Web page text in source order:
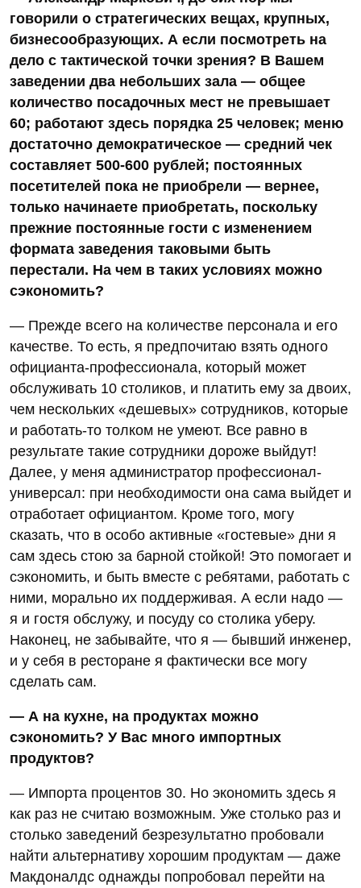
говорили о стратегических вещах, крупных,
бизнесообразующих. А если посмотреть на
дело с тактической точки зрения? В Вашем
заведении два небольших зала — общее
количество посадочных мест не превышает
60; работают здесь порядка 25 человек; меню
достаточно демократическое — средний чек
составляет 500-600 рублей; постоянных
посетителей пока не приобрели — вернее,
только начинаете приобретать, поскольку
прежние постоянные гости с изменением
формата заведения таковыми быть
перестали. На чем в таких условиях можно
сэкономить?
— Прежде всего на количестве персонала и его
качестве. То есть, я предпочитаю взять одного
официанта-профессионала, который может
обслуживать 10 столиков, и платить ему за двоих,
чем нескольких «дешевых» сотрудников, которые
и работать-то толком не умеют. Все равно в
результате такие сотрудники дороже выйдут!
Далее, у меня администратор профессионал-
универсал: при необходимости она сама выйдет и
отработает официантом. Кроме того, могу
сказать, что в особо активные «гостевые» дни я
сам здесь стою за барной стойкой! Это помогает и
сэкономить, и быть вместе с ребятами, работать с
ними, морально их поддерживая. А если надо —
я и гостя обслужу, и посуду со столика уберу.
Наконец, не забывайте, что я — бывший инженер,
и у себя в ресторане я фактически все могу
сделать сам.
— А на кухне, на продуктах можно
сэкономить? У Вас много импортных
продуктов?
— Импорта процентов 30. Но экономить здесь я
как раз не считаю возможным. Уже столько раз и
столько заведений безрезультатно пробовали
найти альтернативу хорошим продуктам — даже
Макдоналдс однажды попробовал перейти на